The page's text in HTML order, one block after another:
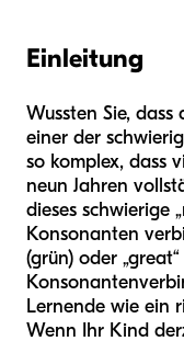
Einleitung
Wussten Sie, dass
einer der
so komplex, dass
neun Jahren
dieses schwierige
Konsonanten
(grün) oder
Lernende wie ein
Wenn Ihr Kind